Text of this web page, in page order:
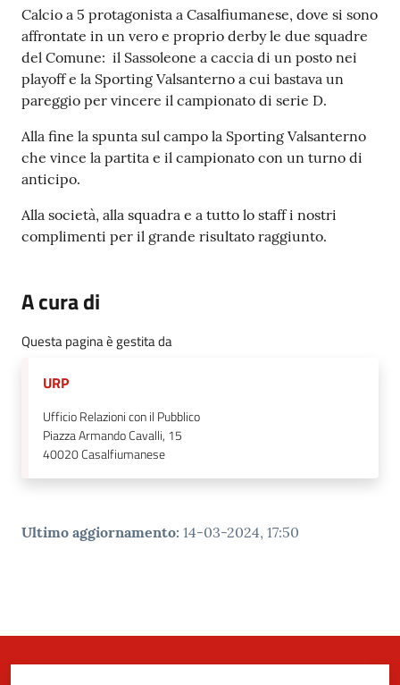
Contenuto
Calcio a 5 protagonista a Casalfiumanese, dove si sono
affrontate in un vero e proprio derby le due squadre
del Comune: il Sassoleone a caccia di un posto nei
playoff e la Sporting Valsanterno a cui bastava un
pareggio per vincere il campionato di serie D.
Alla fine la spunta sul campo la Sporting Valsanterno
che vince la partita e il campionato con un turno di
anticipo.
Alla società, alla squadra e a tutto lo staff i nostri
complimenti per il grande risultato raggiunto.
A cura di
Questa pagina è gestita da
URP
Ufficio Relazioni con il Pubblico
Piazza Armando Cavalli, 15
40020Casalfiumanese
Ultimo aggiornamento: 14-03-2024, 17:50